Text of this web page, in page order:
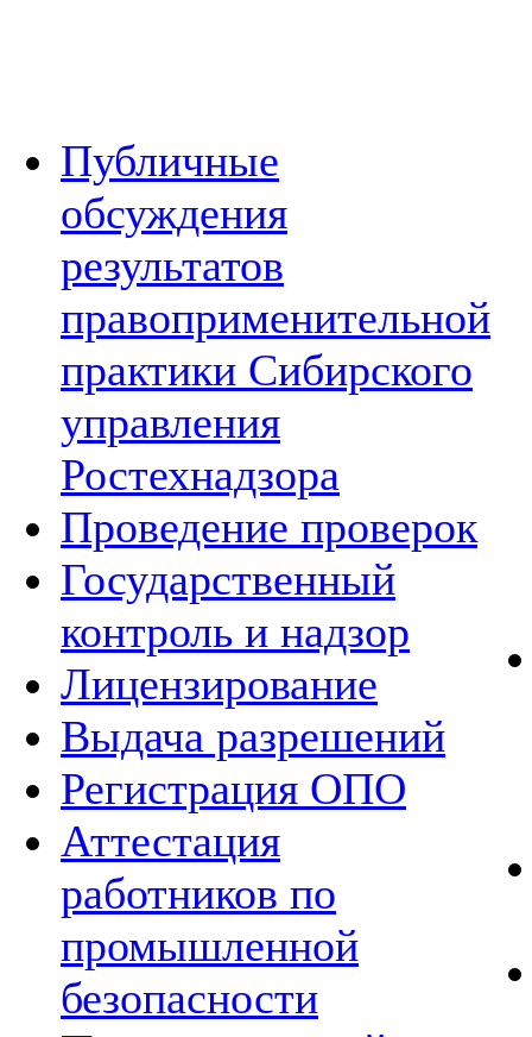
Публичные
обсуждения
результатов
правоприменительной
практики Сибирского
управления
Ростехнадзора
Проведение проверок
Государственный
контроль и надзор
Лицензирование
Выдача разрешений
Регистрация ОПО
Аттестация
работников по
промышленной
безопасности